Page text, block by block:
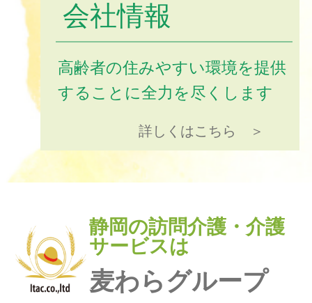
会社情報
高齢者の住みやすい環境を提供
することに全力を尽くします
詳しくはこちら ＞
静岡の訪問介護・介護
サービスは
麦わらグループ